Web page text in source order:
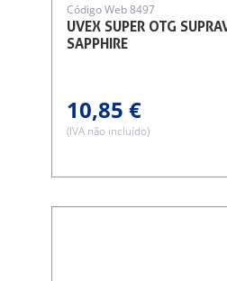
UVEX SUPER OTG
SAPPHIRE
Código Web 8497
10,85 €
(IVA não incluído)